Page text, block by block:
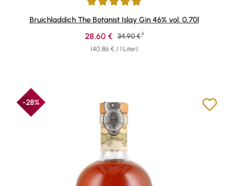
Durchschnittliche Bewertung von 4.89 von 5 Sternen
Bruichladdich The Botanist Islay Gin 46% vol. 0,70l
(40,86 € / 1 Liter)
Verkaufspreis:
28,60 € Regulärer Preis:
34,90 € 1
-28%